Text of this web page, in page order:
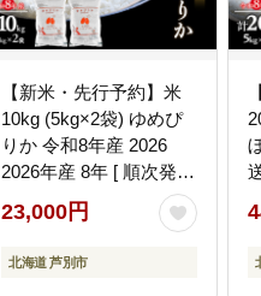
【新米・先行予約】米
10kg (5kg×2袋) ゆめぴ
りか 令和8年産 2026
2026年産 8年 [ 順次発送
] ANA限定 北海道 芦別
市産 芦別市 芦別RICE
農家直送 精米 白米 お米
23,000円
北海道 芦別市